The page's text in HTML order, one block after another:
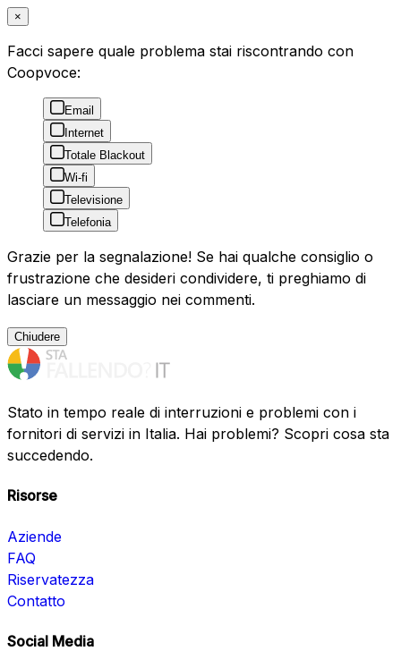
×
Facci sapere quale problema stai riscontrando con
Coopvoce:
Email
Internet
Totale Blackout
Wi-fi
Televisione
Telefonia
Grazie per la segnalazione! Se hai qualche consiglio o
frustrazione che desideri condividere, ti preghiamo di
lasciare un messaggio nei commenti.
Chiudere
Stato in tempo reale di interruzioni e problemi con i
fornitori di servizi in Italia. Hai problemi? Scopri cosa sta
succedendo.
Risorse
Aziende
FAQ
Riservatezza
Contatto
Social Media